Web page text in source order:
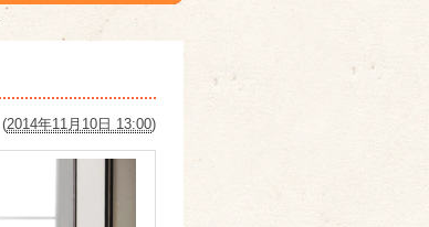
(2014年11月10日 13:00)